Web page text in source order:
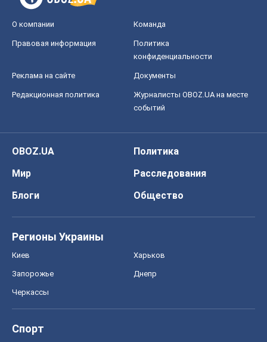
О компании Команда
Правовая информация
Политика
конфиденциальности
Реклама на сайте Документы
Редакционная политика
Журналисты OBOZ.UA на месте
событий
OBOZ.UA
Политика
Мир
Расследования
Блоги
Общество
Регионы Украины
Киев Харьков
Запорожье Днепр
Черкассы
Спорт